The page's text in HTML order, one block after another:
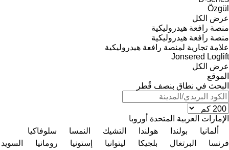
Özgül
عرض الكل
منصة رافعة هيدروليكية
منصة رافعة هيدروليكية
علامة تجارية لمنصة رافعة هيدروليكية
Jonsered Loglift
عرض الكل
الموقع
البحث في نطاق بنصف قُطر
الإمارات العربية المتحدة أوروبا
ألمانيا
بولندا هولندا التشيك النمسا
سلوفاكيا
فرنسا
البرتغال بلجيكا ليتوانيا إستونيا رومانيا
السويد